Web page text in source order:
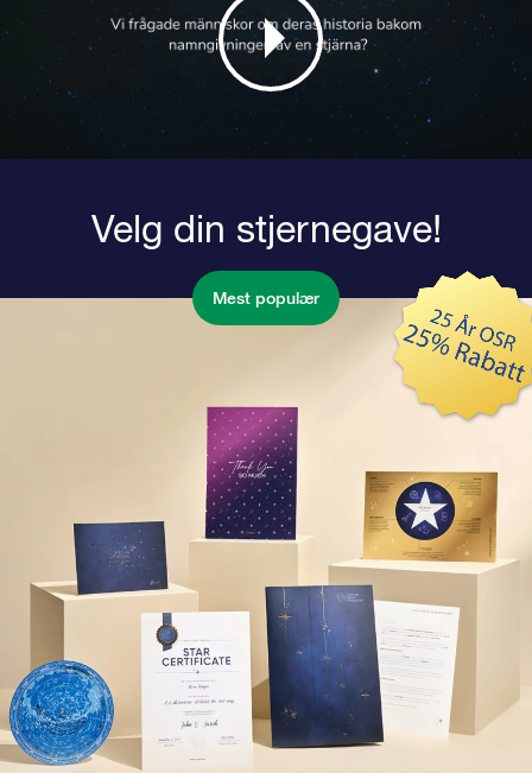
Velg din stjernegave!
Mest populær